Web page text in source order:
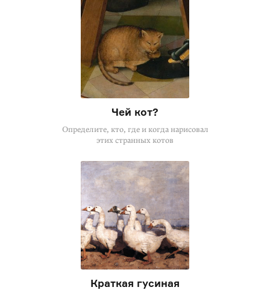
Чей кот?
Определите, кто, где и когда нарисовал
этих странных котов
Краткая гусиная